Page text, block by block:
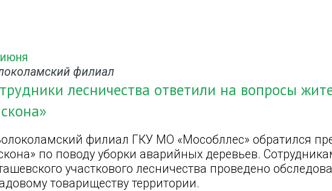
филиал
лесничества ответили на вопросы
филиал ГКУ МО «Мособллес» обратился
по поводу уборки аварийных деревьев.
участкового лесничества проведено
товариществу территории.